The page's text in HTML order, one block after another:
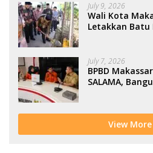
July 9, 2026
Wali Kota
Letakkan Batu
July 7, 2026
BPBD
SALAMA,
View More